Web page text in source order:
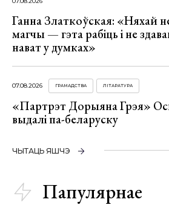
Ганна Златкоўская: «Няхай
магчы — гэта рабіць і не
нават у думках»
07.08.2026 ГРАМАДСТВА ЛІТАРАТУРА
«Партрэт Дорыяна Грэя»
выдалі па-беларуску
ЧЫТАЦЬ ЯШЧЭ
Папулярнае